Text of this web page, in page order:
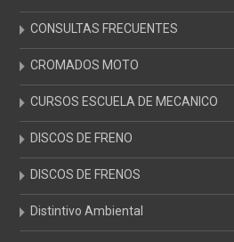
CONSULTAS FRECUENTES
CROMADOS MOTO
CURSOS ESCUELA DE MECANICO
DISCOS DE FRENO
DISCOS DE FRENOS
Distintivo Ambiental